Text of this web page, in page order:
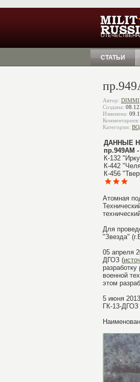
СТАТЬИ
Автор: DIMMI
Создана:
Изменена:
Комментариев:
Категории:
ДАННЫЕ
пр.949АМ -
К-132
К-442
К-456
Атомная
Для
"Звезда"
05 апреля
ДГОЗ (
военной
этом
5 июня
ГК-13-ДГОЗ